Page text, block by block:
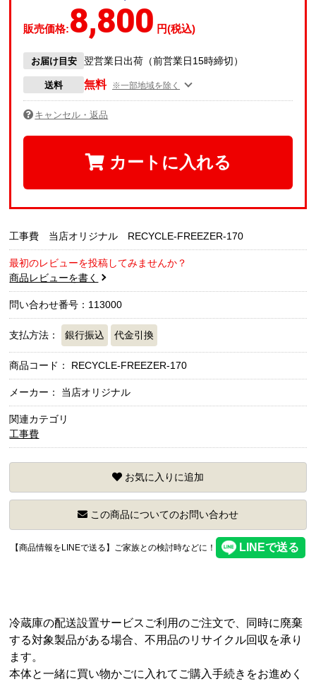
販売価格:8,800 円(税込)
お届け目安 翌営業日出荷（前営業日15時締切）
送料 無料 ※一部地域を除く
キャンセル・返品
カートに入れる
工事費 当店オリジナル RECYCLE-FREEZER-170
最初のレビューを投稿してみませんか？
商品レビューを書く
問い合わせ番号：113000
支払方法： 銀行振込 代金引換
商品コード： RECYCLE-FREEZER-170
メーカー： 当店オリジナル
関連カテゴリ
工事費
お気に入りに追加
この商品についてのお問い合わせ
【商品情報をLINEで送る】ご家族との検討時などに！
冷蔵庫の配送設置サービスご利用のご注文で、同時に廃棄
する対象製品がある場合、不用品のリサイクル回収を承り
ます。
本体と一緒に買い物かごに入れてご購入手続きをお進めく